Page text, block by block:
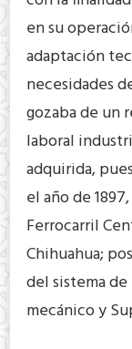
en su
adaptación
necesidades
gozaba de un
laboral
adquirida,
el año de
Ferrocarril
Chihuahua;
del sistema
mecánico y